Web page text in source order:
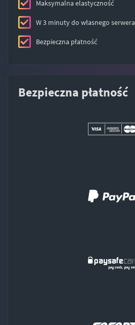
Maksymalna elastyczność
W 3 minuty do własnego serwera
Bezpieczna płatność
Bezpieczna płatność